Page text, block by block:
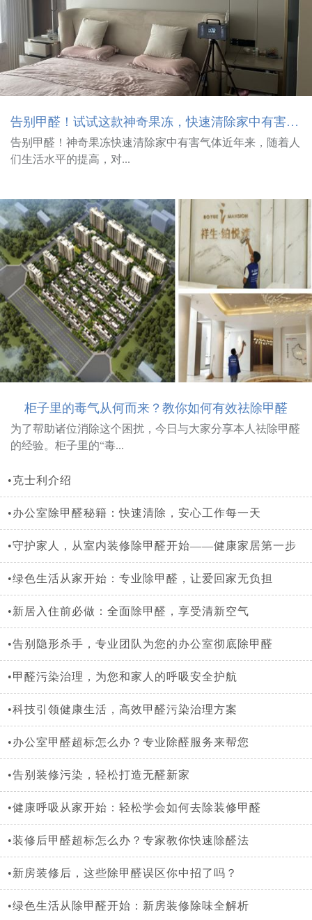
告别甲醛！试试这款神奇果冻，快速清除家中有害气体！
告别甲醛！神奇果冻快速清除家中有害气体近年来，随着人
们生活水平的提高，对...
柜子里的毒气从何而来？教你如何有效祛除甲醛
为了帮助诸位消除这个困扰，今日与大家分享本人祛除甲醛
的经验。柜子里的“毒...
•克士利介绍
•办公室除甲醛秘籍：快速清除，安心工作每一天
•守护家人，从室内装修除甲醛开始——健康家居第一步
•绿色生活从家开始：专业除甲醛，让爱回家无负担
•新居入住前必做：全面除甲醛，享受清新空气
•告别隐形杀手，专业团队为您的办公室彻底除甲醛
•甲醛污染治理，为您和家人的呼吸安全护航
•科技引领健康生活，高效甲醛污染治理方案
•办公室甲醛超标怎么办？专业除醛服务来帮您
•告别装修污染，轻松打造无醛新家
•健康呼吸从家开始：轻松学会如何去除装修甲醛
•装修后甲醛超标怎么办？专家教你快速除醛法
•新房装修后，这些除甲醛误区你中招了吗？
•绿色生活从除甲醛开始：新房装修除味全解析